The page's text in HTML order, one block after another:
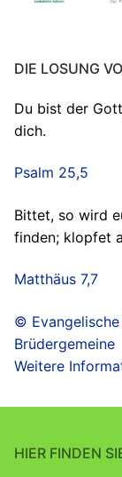
DIE LOSUNG
Du bist der
dich.
Psalm 25,5
Bittet, so wird
finden; klopfet
Matthäus 7,7
©
Brüdergemeine
Weitere
HIER FINDEN